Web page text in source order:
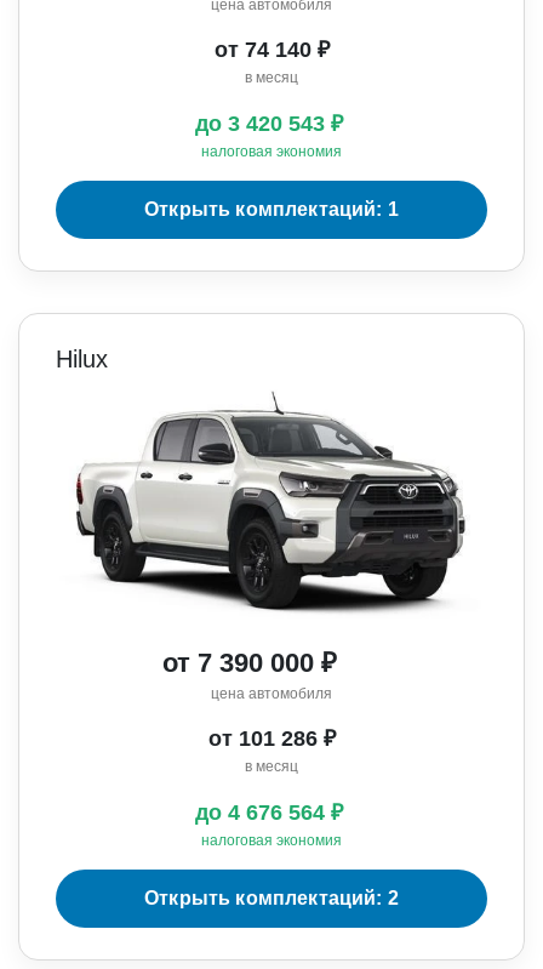
цена автомобиля
от 74 140 ₽
в месяц
до 3 420 543 ₽
налоговая экономия
Открыть комплектаций: 1
Hilux
от 7 390 000 ₽
цена автомобиля
от 101 286 ₽
в месяц
до 4 676 564 ₽
налоговая экономия
Открыть комплектаций: 2